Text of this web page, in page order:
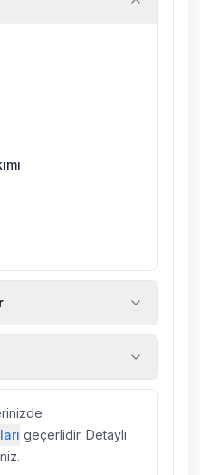
değildir.
olarak ilaçlama
rağmen çevrede
vs. bulunma ihtimali
geçerlidir. Detaylı